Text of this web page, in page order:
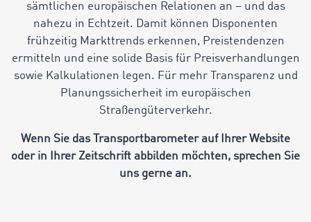
sämtlichen europäischen Relationen an – und das
nahezu in Echtzeit. Damit können Disponenten
frühzeitig Markttrends erkennen, Preistendenzen
ermitteln und eine solide Basis für Preisverhandlungen
sowie Kalkulationen legen. Für mehr Transparenz und
Planungssicherheit im europäischen
Straßengüterverkehr.
Wenn Sie das Transportbarometer auf Ihrer Website
oder in Ihrer Zeitschrift abbilden möchten, sprechen Sie
uns gerne an.